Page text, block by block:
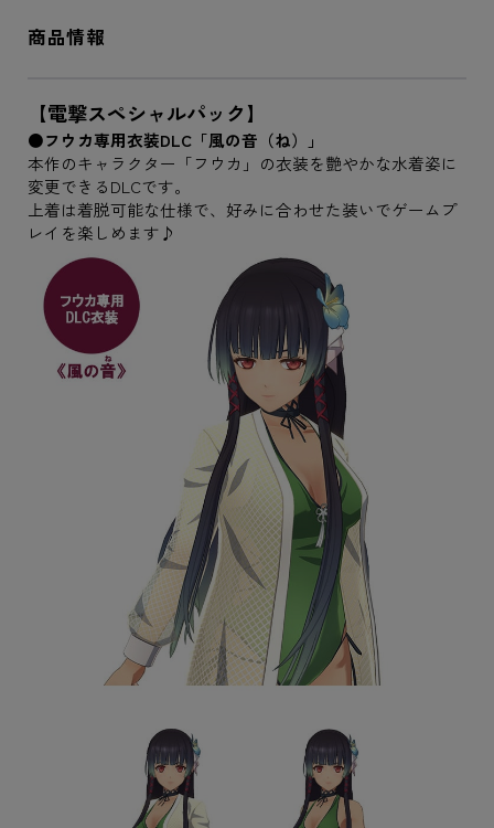
商品情報
【電撃スペシャルパック】
●フウカ専用衣装DLC「風の音（ね）」
本作のキャラクター「フウカ」の衣装を艶やかな水着姿に
変更できるDLCです。
上着は着脱可能な仕様で、好みに合わせた装いでゲームプ
レイを楽しめます♪